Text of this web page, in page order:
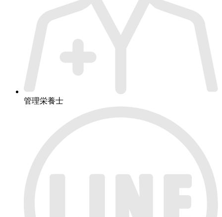
管理栄養士